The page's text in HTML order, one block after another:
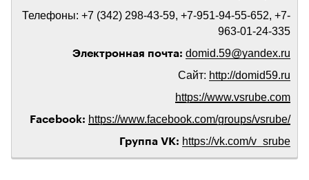
Телефоны: +7 (342) 298-43-59, +7-951-94-55-652, +7-
963-01-24-335
Электронная почта: domid.59@yandex.ru
Сайт: http://domid59.ru
https://www.vsrube.com
Facebook: https://www.facebook.com/groups/vsrube/
Группа VK: https://vk.com/v_srube